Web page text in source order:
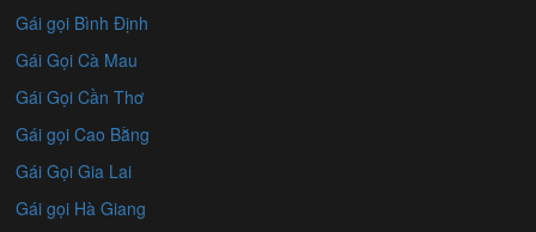
Gái gọi Bình Định
Gái Gọi Cà Mau
Gái Gọi Cần Thơ
Gái gọi Cao Bằng
Gái Gọi Gia Lai
Gái gọi Hà Giang